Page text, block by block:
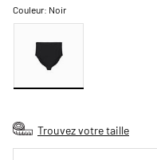
Couleur: Noir
Trouvez votre taille